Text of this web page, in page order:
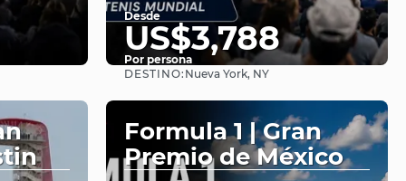
Desde
US$3,788
Por persona
Ver
DESTINO: Nueva York, NY
Formula 1 | Gran
Premio de México